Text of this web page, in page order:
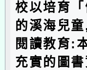
校以培育
的溪海兒
閱讀教育:
充實的圖